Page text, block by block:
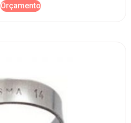
Orçamento